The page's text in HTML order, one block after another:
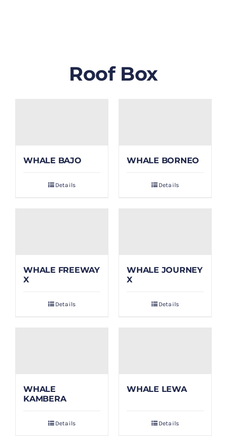
PAYMENT
Roof Box
WHALE BAJO
Details
WHALE BORNEO
Details
WHALE FREEWAY
X
Details
WHALE JOURNEY
X
Details
WHALE
KAMBERA
Details
WHALE LEWA
Details